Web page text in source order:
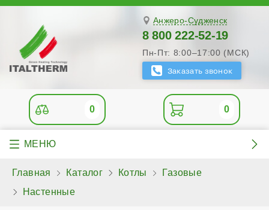
Анжеро-Судженск
8 800 222-52-19
Пн-Пт: 8:00–17:00 (МСК)
0 0
Главная Каталог Котлы
Газовые
Настенные